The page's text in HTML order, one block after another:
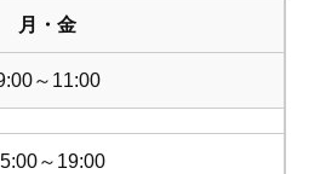
月・金
～11:00
～19:00